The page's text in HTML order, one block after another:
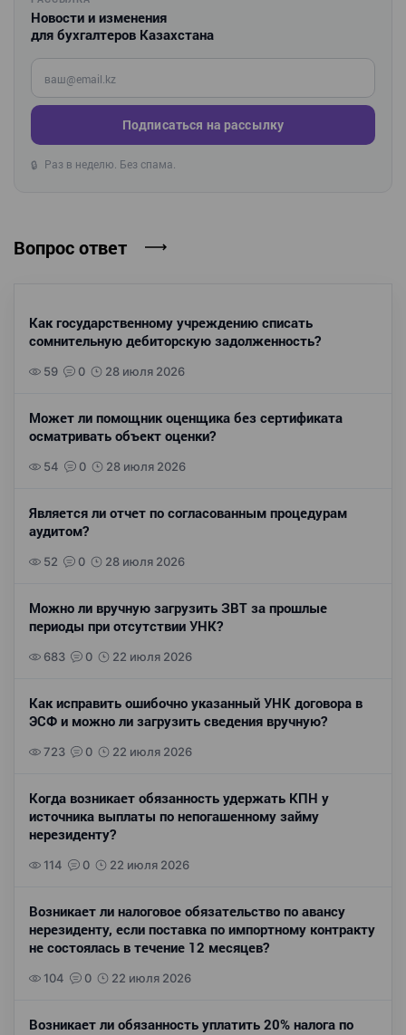
Новости и изменения
для бухгалтеров Казахстана
Введите ваш e-mail
Подписаться на рассылку
🔒 Раз в неделю. Без спама.
Вопрос ответ
Как государственному учреждению списать
сомнительную дебиторскую задолженность?
59 0 28 июля 2026
Может ли помощник оценщика без сертификата
осматривать объект оценки?
54 0 28 июля 2026
Является ли отчет по согласованным процедурам
аудитом?
52 0 28 июля 2026
Можно ли вручную загрузить ЗВТ за прошлые
периоды при отсутствии УНК?
683 0 22 июля 2026
Как исправить ошибочно указанный УНК договора в
ЭСФ и можно ли загрузить сведения вручную?
723 0 22 июля 2026
Когда возникает обязанность удержать КПН у
источника выплаты по непогашенному займу
нерезиденту?
114 0 22 июля 2026
Возникает ли налоговое обязательство по авансу
нерезиденту, если поставка по импортному контракту
не состоялась в течение 12 месяцев?
104 0 22 июля 2026
Возникает ли обязанность уплатить 20% налога по